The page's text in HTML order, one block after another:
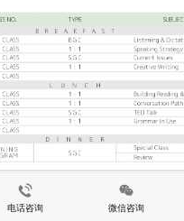
电话咨询 微信咨询